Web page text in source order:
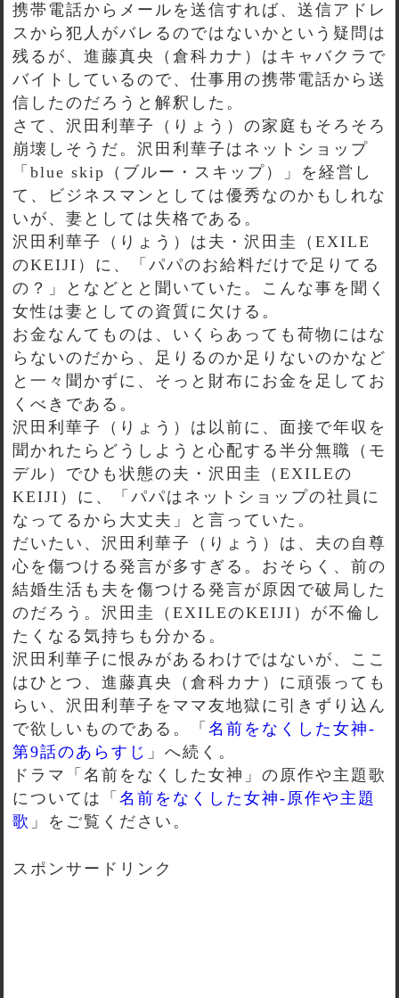
携帯電話からメールを送信すれば、送信アドレ
スから犯人がバレるのではないかという疑問は
残るが、進藤真央（倉科カナ）はキャバクラで
バイトしているので、仕事用の携帯電話から送
信したのだろうと解釈した。
さて、沢田利華子（りょう）の家庭もそろそろ
崩壊しそうだ。沢田利華子はネットショップ
「blue skip（ブルー・スキップ）」を経営し
て、ビジネスマンとしては優秀なのかもしれな
いが、妻としては失格である。
沢田利華子（りょう）は夫・沢田圭（EXILE
のKEIJI）に、「パパのお給料だけで足りてる
の？」となどとと聞いていた。こんな事を聞く
女性は妻としての資質に欠ける。
お金なんてものは、いくらあっても荷物にはな
らないのだから、足りるのか足りないのかなど
と一々聞かずに、そっと財布にお金を足してお
くべきである。
沢田利華子（りょう）は以前に、面接で年収を
聞かれたらどうしようと心配する半分無職（モ
デル）でひも状態の夫・沢田圭（EXILEの
KEIJI）に、「パパはネットショップの社員に
なってるから大丈夫」と言っていた。
だいたい、沢田利華子（りょう）は、夫の自尊
心を傷つける発言が多すぎる。おそらく、前の
結婚生活も夫を傷つける発言が原因で破局した
のだろう。沢田圭（EXILEのKEIJI）が不倫し
たくなる気持ちも分かる。
沢田利華子に恨みがあるわけではないが、ここ
はひとつ、進藤真央（倉科カナ）に頑張っても
らい、沢田利華子をママ友地獄に引きずり込ん
で欲しいものである。「 名前をなくした女神-
第9話のあらすじ 」へ続く。
ドラマ「名前をなくした女神」の原作や主題歌
については「 名前をなくした女神-原作や主題
歌 」をご覧ください。
スポンサードリンク